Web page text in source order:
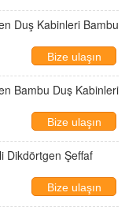
Duş Kabinleri Bambu
Bize ulaşın
Bambu Duş Kabinleri
Bize ulaşın
Dikdörtgen Şeffaf
Bize ulaşın